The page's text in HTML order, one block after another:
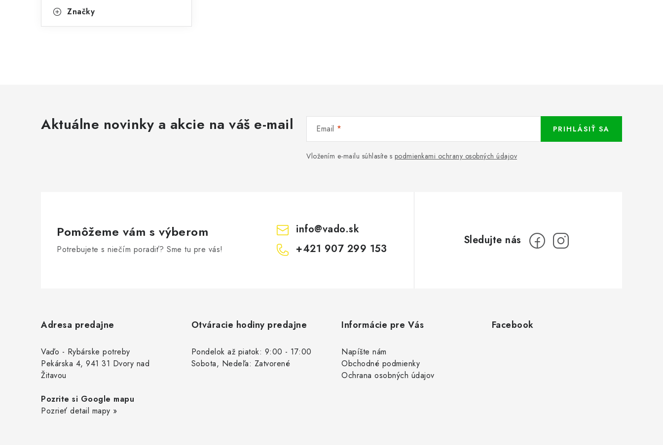
Značky
Aktuálne novinky a akcie na váš e-mail Email
Vložením e-mailu súhlasíte s podmienkami ochrany osobných údajov
PRIHLÁSIŤ SA
Pomôžeme vám s výberom
Potrebujete s niečím poradiť? Sme tu pre vás!
info@vado.sk
+421 907 299 153
Adresa predajne
Vaďo - Rybárske potreby
Pekárska 4, 941 31 Dvory nad
Žitavou
Pozrite si Google mapu
Pozrieť detail mapy »
Otváracie hodiny predajne
Pondelok až piatok: 9:00 - 17:00
Sobota, Nedeľa: Zatvorené
Informácie pre Vás
Napíšte nám
Obchodné podmienky
Ochrana osobných údajov
Facebook